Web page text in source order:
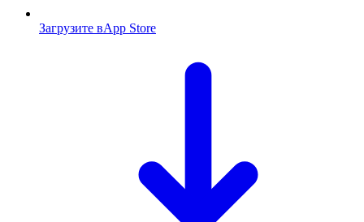
Загрузите вApp Store